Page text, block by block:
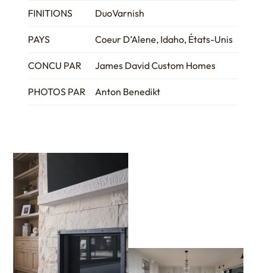
FINITIONS DuoVarnish
PAYS Coeur D’Alene, Idaho, États-Unis
CONCU PAR James David Custom Homes
PHOTOS PAR Anton Benedikt